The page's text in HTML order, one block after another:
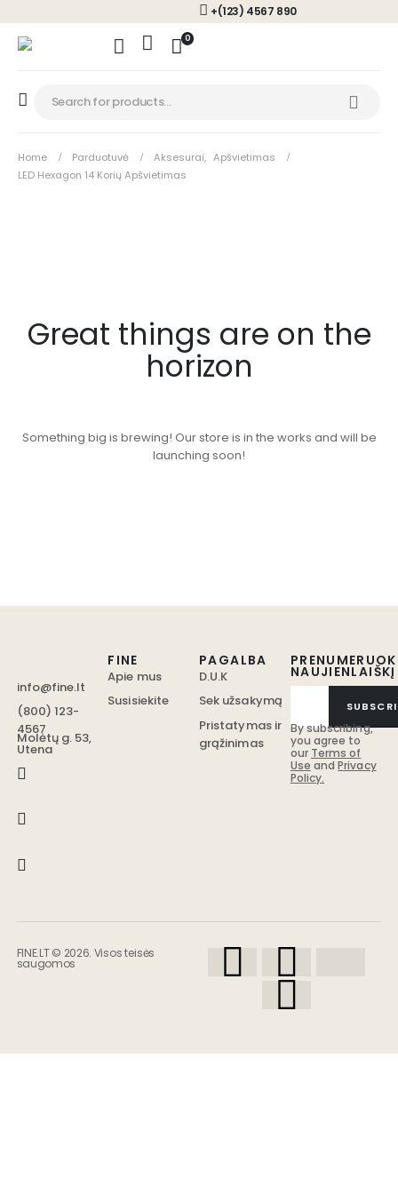
+(123) 4567 890
0
Home Parduotuvė Aksesurai, Apšvietimas
LED Hexagon 14 Korių Apšvietimas
Great things are on the
horizon
Something big is brewing! Our store is in the works and will be
launching soon!
info@fine.lt
(800) 123-
4567
Molėtų g. 53,
Utena
PRENUMERUOK
NAUJIENLAIŠKĮ
By subscribing,
you agree to
our Terms of
Use andPrivacy
Policy.
FINE
Apie mus
Susisiekite
PAGALBA
D.U.K
Sek užsakymą
Pristatymas ir
grąžinimas
FINE.LT © 2026. Visos teisės
saugomos